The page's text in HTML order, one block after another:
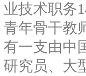
业技术职务
青年骨干教
有一支由中
研究员、大